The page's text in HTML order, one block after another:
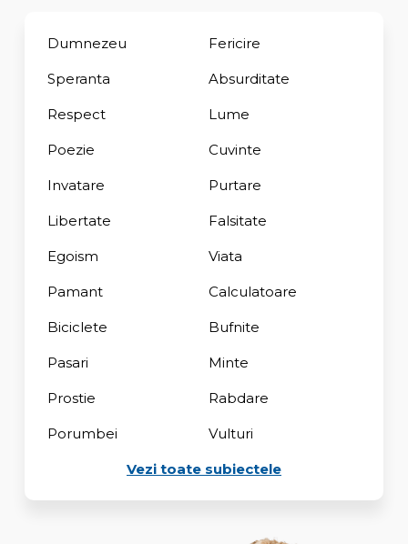
Dumnezeu Fericire
Speranta Absurditate
Respect Lume
Poezie Cuvinte
Invatare Purtare
Libertate Falsitate
Egoism Viata
Pamant Calculatoare
Biciclete Bufnite
Pasari Minte
Prostie Rabdare
Porumbei Vulturi
Vezi toate subiectele